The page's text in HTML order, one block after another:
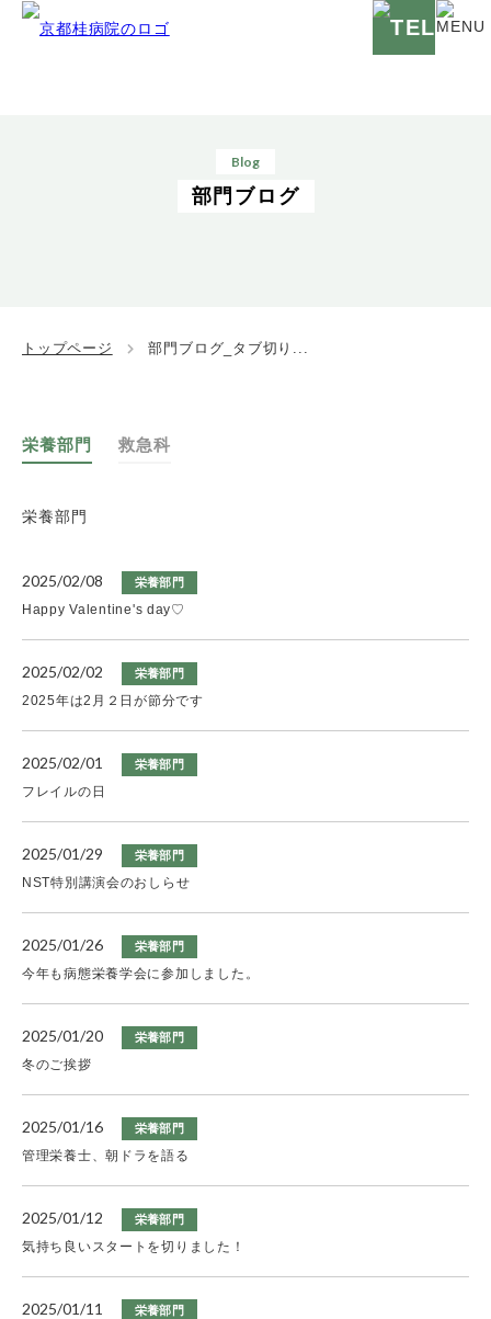
Blog
部門ブログ
トップページ 部門ブログ_タブ切り...
栄養部門 救急科
栄養部門
2025/02/08 栄養部門
Happy Valentine's day♡
2025/02/02 栄養部門
2025年は2月２日が節分です
2025/02/01 栄養部門
フレイルの日
2025/01/29 栄養部門
NST特別講演会のおしらせ
2025/01/26 栄養部門
今年も病態栄養学会に参加しました。
2025/01/20 栄養部門
冬のご挨拶
2025/01/16 栄養部門
管理栄養士、朝ドラを語る
2025/01/12 栄養部門
気持ち良いスタートを切りました！
2025/01/11 栄養部門